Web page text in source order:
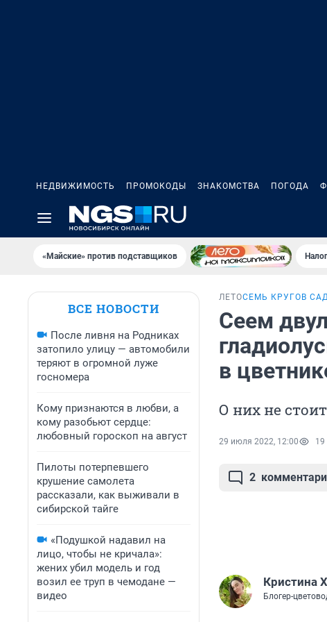
НЕДВИЖИМОСТЬ ПРОМОКОДЫ ЗНАКОМСТВА ПОГОДА
«Майские» против подставщиков
ВСЕ НОВОСТИ
После ливня на Родниках
затопило улицу — автомобили
теряют в огромной луже
госномера
Кому признаются в любви, а
кому разобьют сердце:
любовный гороскоп на август
Пилоты потерпевшего
крушение самолета
рассказали, как выживали в
сибирской тайге
«Подушкой надавил на
лицо, чтобы не кричала»:
жених убил модель и год
возил ее труп в чемодане —
видео
ЛЕТОСЕМЬ КРУГОВ
Сеем
в
О них не
29 июля 2022, 12:00 19
2
Кристина
Блогер-